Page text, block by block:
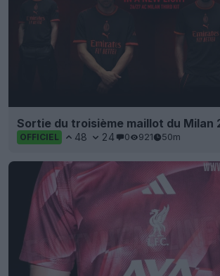
Sortie du troisième maillot du Milan
OFFICIEL 48 24 0 921 50m